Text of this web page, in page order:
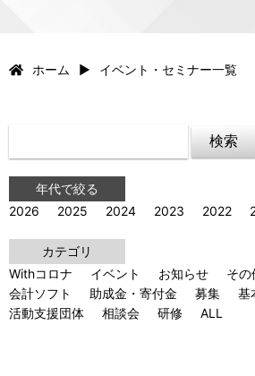
ホーム イベント・セミナー一覧
年代で絞る
2026
2025 2024 2023 2022
カテゴリ
Withコロナ
イベント お知らせ その
会計ソフト
助成金・寄付金 募集 基
活動支援団体
相談会 研修 ALL